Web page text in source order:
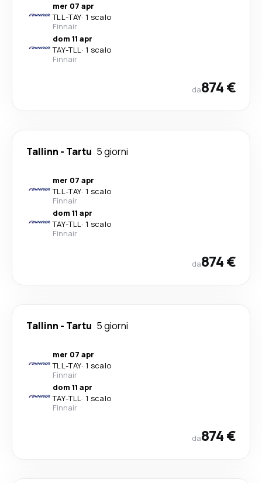
mer 07 apr
TLL-TAY· 1 scalo
Finnair
dom 11 apr
TAY-TLL· 1 scalo
Finnair
da874 €
Tallinn - Tartu 5 giorni
mer 07 apr
TLL-TAY· 1 scalo
Finnair
dom 11 apr
TAY-TLL· 1 scalo
Finnair
da874 €
Tallinn - Tartu 5 giorni
mer 07 apr
TLL-TAY· 1 scalo
Finnair
dom 11 apr
TAY-TLL· 1 scalo
Finnair
da874 €